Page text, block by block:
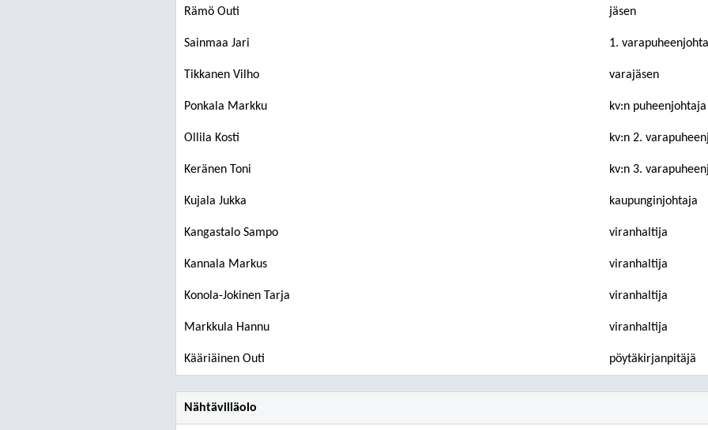
Rämö Outi jäsen
Sainmaa Jari 1.
Tikkanen Vilho varajäsen
Ponkala Markku kv:n puheenjohtaja
Ollila Kosti kv:n 2.
Keränen Toni kv:n 3.
Kujala Jukka kaupunginjohtaja
Kangastalo Sampo viranhaltija
Kannala Markus viranhaltija
Konola-Jokinen Tarja viranhaltija
Markkula Hannu viranhaltija
Kääriäinen Outi pöytäkirjanpitäjä
Nähtävilläolo